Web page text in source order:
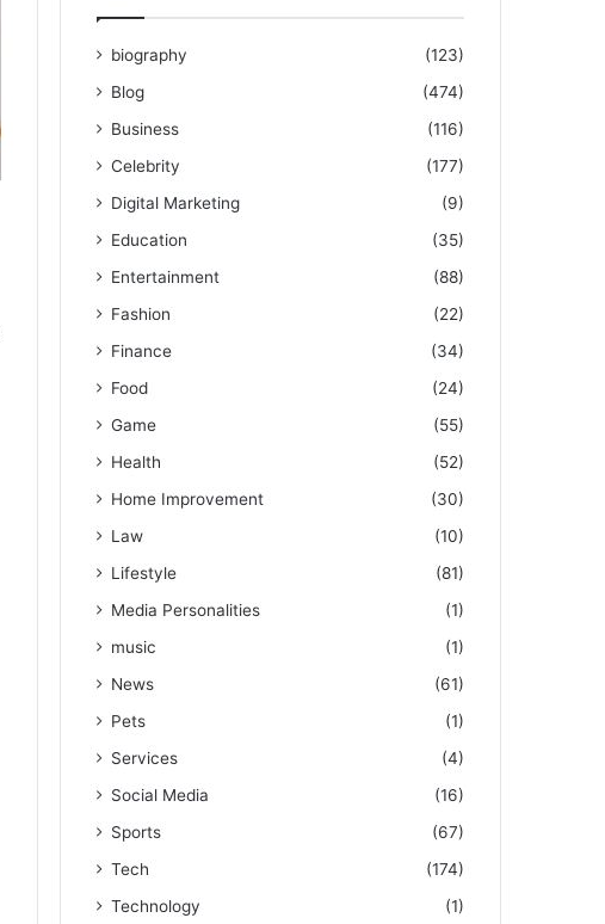
biography
(123)
Blog
(474)
Business
(116)
Celebrity
(177)
Digital Marketing
(9)
Education
(35)
Entertainment
(88)
Fashion
(22)
Finance
(34)
Food
(24)
Game
(55)
Health
(52)
Home Improvement
(30)
Law
(10)
Lifestyle
(81)
Media Personalities
(1)
music
(1)
News
(61)
Pets
(1)
Services
(4)
Social Media
(16)
Sports
(67)
Tech
(174)
Technology
(1)